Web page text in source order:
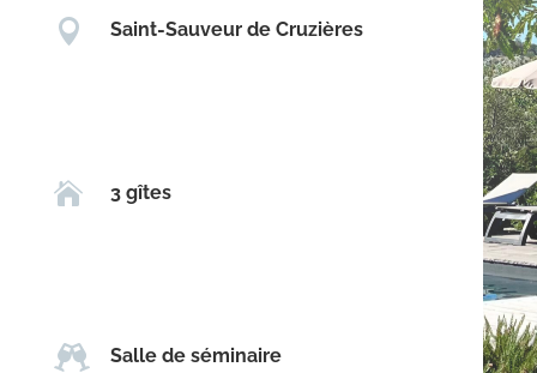
 Saint-Sauveur de Cruzières
 3 gîtes
 Salle de séminaire